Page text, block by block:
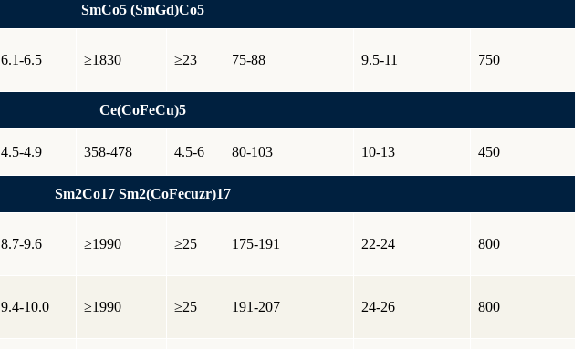
SmCo5 (SmGd)Co5
6.1-6.5 ≥1830 ≥23 75-88 9.5-11 750
Ce(CoFeCu)5
4.5-4.9 358-478 4.5-6 80-103 10-13 450
Sm2Co17 Sm2(CoFecuzr)17
8.7-9.6 ≥1990 ≥25 175-191 22-24 800
9.4-10.0 ≥1990 ≥25 191-207 24-26 800